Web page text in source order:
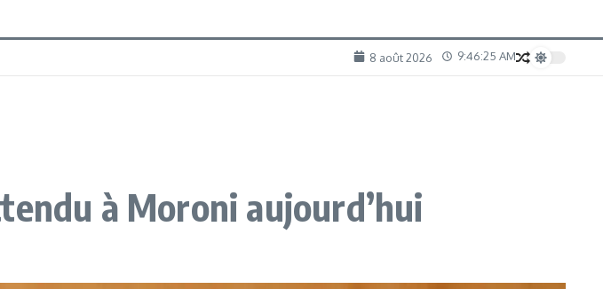
8 août 2026 9:46:26 AM
à Moroni aujourd’hui